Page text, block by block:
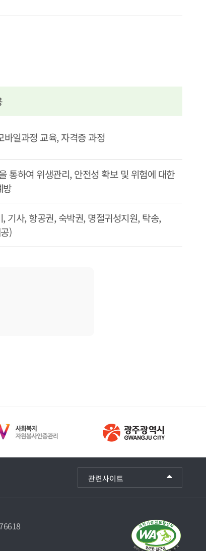
바일과정 교육, 자격증 과정
통하여 위생관리, 안전성 확보 및 위험에 대한
방
기사, 항공권, 숙박권, 명절귀성지원, 탁송,
)
관련사이트